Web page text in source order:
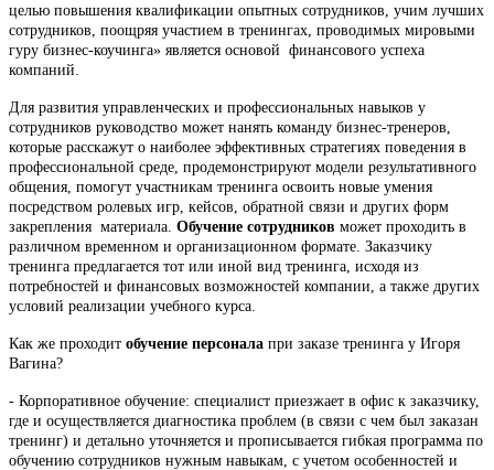
целью повышения квалификации опытных сотрудников, учим лучших
сотрудников, поощряя участием в тренингах, проводимых мировыми
гуру бизнес-коучинга» является основой финансового успеха
компаний.
Для развития управленческих и профессиональных навыков у
сотрудников руководство может нанять команду бизнес-тренеров,
которые расскажут о наиболее эффективных стратегиях поведения в
профессиональной среде, продемонстрируют модели результативного
общения, помогут участникам тренинга освоить новые умения
посредством ролевых игр, кейсов, обратной связи и других форм
закрепления материала. Обучение сотрудников может проходить в
различном временном и организационном формате. Заказчику
тренинга предлагается тот или иной вид тренинга, исходя из
потребностей и финансовых возможностей компании, а также других
условий реализации учебного курса.
Как же проходит обучение персонала при заказе тренинга у Игоря
Вагина?
- Корпоративное обучение: специалист приезжает в офис к заказчику,
где и осуществляется диагностика проблем (в связи с чем был заказан
тренинг) и детально уточняется и прописывается гибкая программа по
обучению сотрудников нужным навыкам, с учетом особенностей и